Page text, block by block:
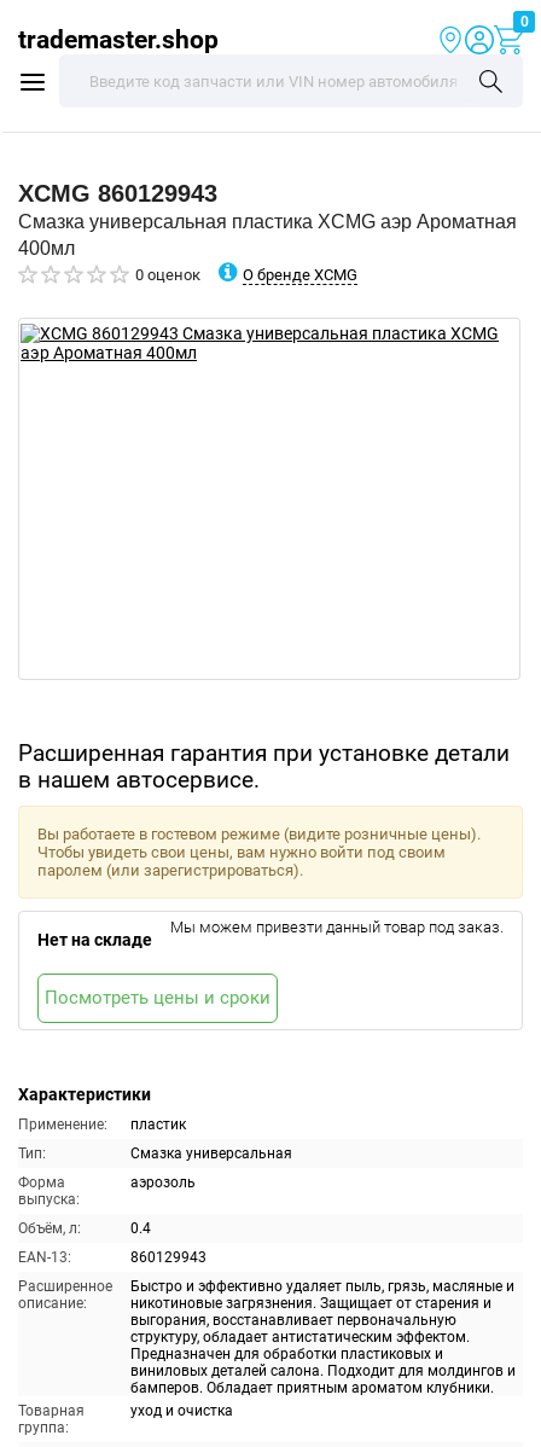
trademaster.shop
0
XCMG 860129943
Смазка универсальная пластика XCMG аэр Ароматная
400мл
0 оценок О бренде XCMG
Расширенная гарантия при установке детали
в нашем автосервисе.
Характеристики
Применение:
пластик
Тип:
Смазка универсальная
Форма
выпуска:
аэрозоль
Объём, л:
0.4
EAN-13:
860129943
Расширенное
описание:
Быстро и эффективно удаляет пыль, грязь, масляные и
никотиновые загрязнения. Защищает от старения и
выгорания, восстанавливает первоначальную
структуру, обладает антистатическим эффектом.
Предназначен для обработки пластиковых и
виниловых деталей салона. Подходит для молдингов и
бамперов. Обладает приятным ароматом клубники.
Товарная
группа:
уход и очистка
Вы работаете в гостевом режиме (видите розничные цены).
Чтобы увидеть свои цены, вам нужно войти под своим
паролем (или зарегистрироваться).
Нет на складе
Мы можем привезти данный товар под заказ.
Посмотреть цены и сроки